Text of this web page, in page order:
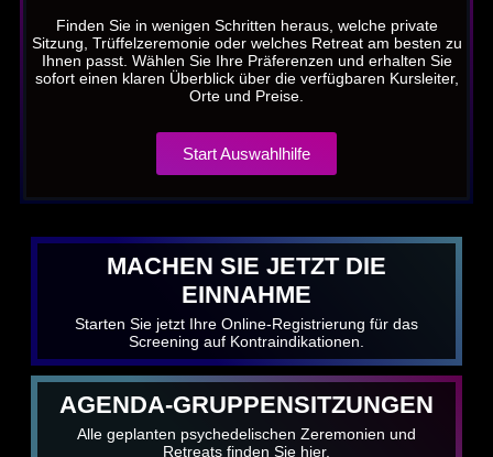
Finden Sie in wenigen Schritten heraus, welche private
Sitzung, Trüffelzeremonie oder welches Retreat am besten zu
Ihnen passt. Wählen Sie Ihre Präferenzen und erhalten Sie
sofort einen klaren Überblick über die verfügbaren Kursleiter,
Orte und Preise.
Start Auswahlhilfe
MACHEN SIE JETZT DIE
EINNAHME
Starten Sie jetzt Ihre Online-Registrierung für das
Screening auf Kontraindikationen.
AGENDA-GRUPPENSITZUNGEN
Alle geplanten psychedelischen Zeremonien und
Retreats finden Sie hier.